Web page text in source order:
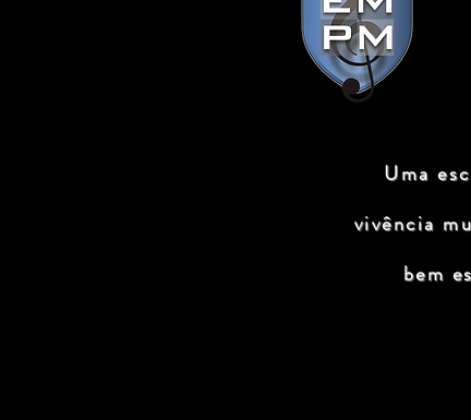
Uma
vivência
bem